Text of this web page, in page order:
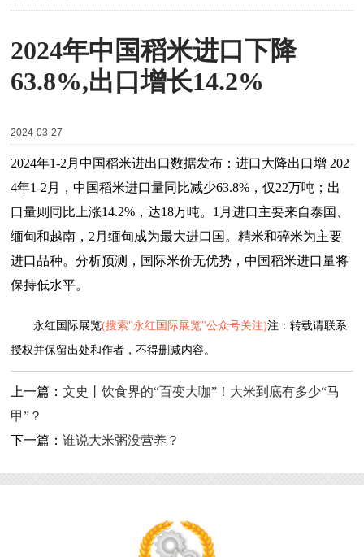
2024年中国稻米进口下降
63.8%,出口增长14.2%
2024-03-27
2024年1-2月中国稻米进出口数据发布：进口大降出口增 202
4年1-2月，中国稻米进口量同比减少63.8%，仅22万吨；出
口量则同比上涨14.2%，达18万吨。1月进口主要来自泰国、
缅甸和越南，2月缅甸成为最大进口国。精米和碎米为主要
进口品种。分析预测，国际米价无优势，中国稻米进口量将
保持低水平。
永红国际展览(搜索"永红国际展览"公众号关注)注：转载请联系
授权并保留出处和作者，不得删减内容。
上一篇：文史丨饮食界的“百变大咖”！大米到底有多少“马
甲”？
下一篇：谁说大米粥没营养？